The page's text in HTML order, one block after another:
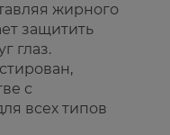
жирного
защитить
глаз.
с
всех типов